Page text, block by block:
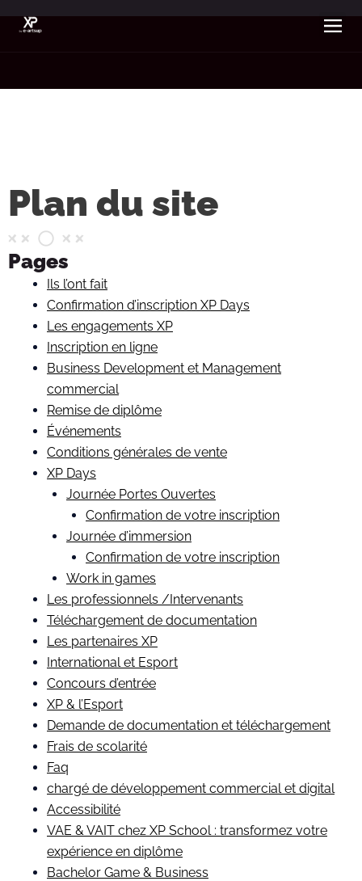
Plan du site
Pages
Ils l’ont fait
Confirmation d’inscription XP Days
Les engagements XP
Inscription en ligne
Business Development et Management
commercial
Remise de diplôme
Événements
Conditions générales de vente
XP Days
Journée Portes Ouvertes
Confirmation de votre inscription
Journée d’immersion
Confirmation de votre inscription
Work in games
Les professionnels /Intervenants
Téléchargement de documentation
Les partenaires XP
International et Esport
Concours d’entrée
XP & l’Esport
Demande de documentation et téléchargement
Frais de scolarité
Faq
chargé de développement commercial et digital
Accessibilité
VAE & VAIT chez XP School : transformez votre
expérience en diplôme
Bachelor Game & Business